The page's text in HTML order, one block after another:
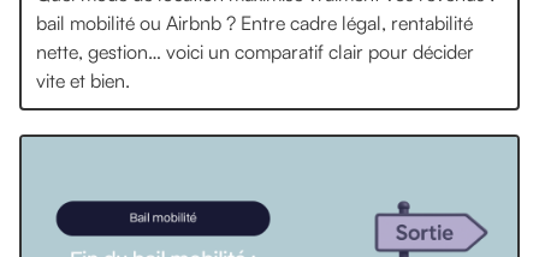
bail mobilité ou Airbnb ? Entre cadre légal, rentabilité
nette, gestion… voici un comparatif clair pour décider
vite et bien.